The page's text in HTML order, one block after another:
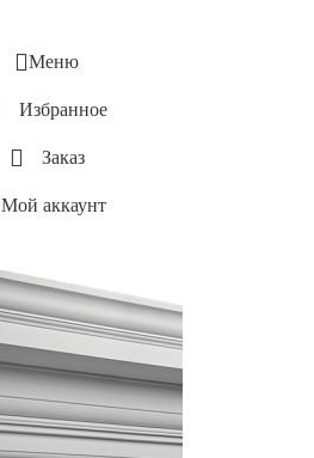
Меню
Избранное
Заказ
Мой аккаунт